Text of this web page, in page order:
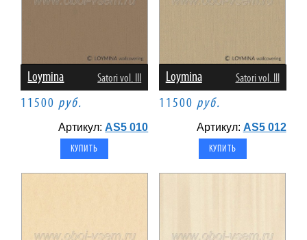
Loymina Satori vol. III
11500 руб.
Артикул: AS5 010
Loymina Satori vol. III
11500 руб.
Артикул: AS5 012